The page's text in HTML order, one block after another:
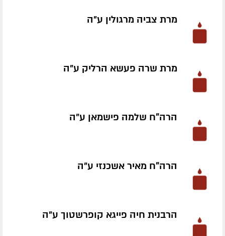
מרת צביה מרגולין ע״ה
מרת שרה פעשא הרליק ע״ה
הרה"ח שלמה פישמאן ע״ה
הרה"ח מאיר אשכנזי ע״ה
הרבנית חיה פייגא קופרשטוך ע״ה